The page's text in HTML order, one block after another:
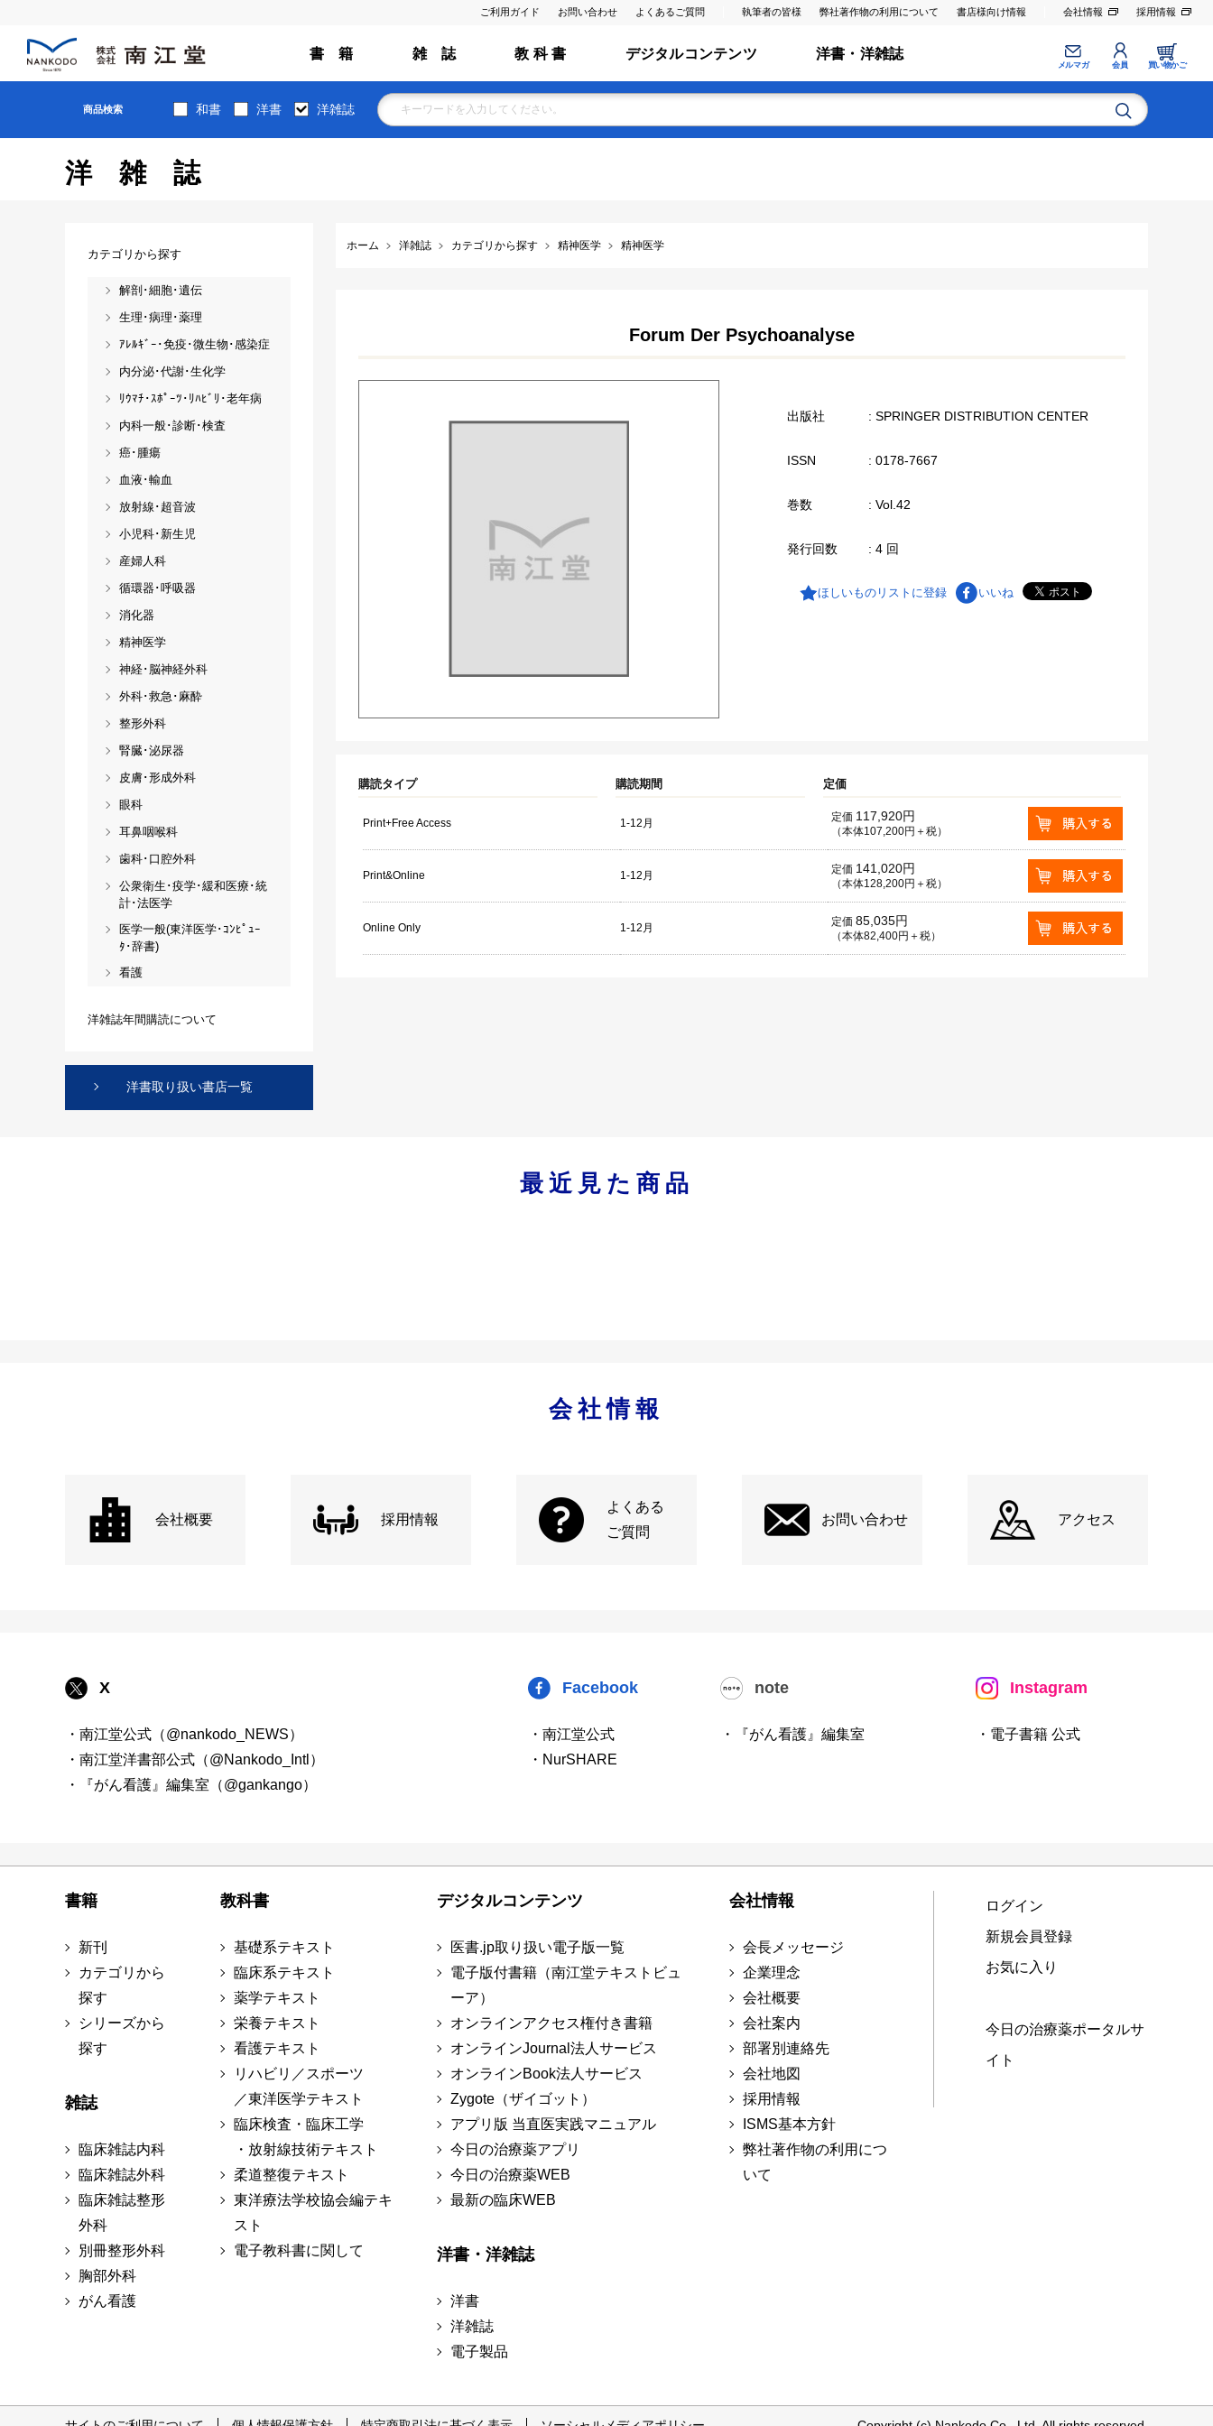
ご利用ガイド お問い合わせ よくあるご質問 執筆者の皆様 弊社著作物の利用について 書店様向け情報 会社情報 採用情報
書 籍 雑 誌 教 科 書 デジタルコンテンツ 洋書・洋雑誌
メルマガ 会員 買い物かご
商品検索 和書 洋書 洋雑誌
洋雑誌
ホーム 洋雑誌 カテゴリから探す 精神医学 精神医学
Forum Der Psychoanalyse
出版社 : SPRINGER DISTRIBUTION CENTER
ISSN : 0178-7667
巻数 : Vol.42
発行回数 : 4 回
ほしいものリストに登録 いいね
購読タイプ 購読期間 定価
Print+Free Access 1-12月 定価 117,920円
（本体107,200円＋税）
Print&Online 1-12月 定価 141,020円
（本体128,200円＋税）
Online Only 1-12月 定価 85,035円
（本体82,400円＋税）
カテゴリから探す
解剖･細胞･遺伝
生理･病理･薬理
ｱﾚﾙｷﾞｰ･免疫･微生物･感染症
内分泌･代謝･生化学
ﾘｳﾏﾁ･ｽﾎﾟｰﾂ･ﾘﾊﾋﾞﾘ･老年病
内科一般･診断･検査
癌･腫瘍
血液･輸血
放射線･超音波
小児科･新生児
産婦人科
循環器･呼吸器
消化器
精神医学
神経･脳神経外科
外科･救急･麻酔
整形外科
腎臓･泌尿器
皮膚･形成外科
眼科
耳鼻咽喉科
歯科･口腔外科
公衆衛生･疫学･緩和医療･統
計･法医学
医学一般(東洋医学･ｺﾝﾋﾟｭｰ
ﾀ･辞書)
看護
洋雑誌年間購読について
洋書取り扱い書店一覧
最近見た商品
会社情報
会社概要 採用情報
よくある
ご質問
お問い合わせ アクセス
X
・南江堂公式（@nankodo_NEWS）
・南江堂洋書部公式（@Nankodo_Intl）
・『がん看護』編集室（@gankango）
Facebook
・南江堂公式
・NurSHARE
note
・『がん看護』編集室
Instagram
・電子書籍 公式
書籍
新刊
カテゴリから
探す
シリーズから
探す
雑誌
臨床雑誌内科
臨床雑誌外科
臨床雑誌整形
外科
別冊整形外科
胸部外科
がん看護
教科書
基礎系テキスト
臨床系テキスト
薬学テキスト
栄養テキスト
看護テキスト
リハビリ／スポーツ
／東洋医学テキスト
臨床検査・臨床工学
・放射線技術テキスト
柔道整復テキスト
東洋療法学校協会編テキ
スト
電子教科書に関して
デジタルコンテンツ
医書.jp取り扱い電子版一覧
電子版付書籍（南江堂テキストビュ
ーア）
オンラインアクセス権付き書籍
オンラインJournal法人サービス
オンラインBook法人サービス
Zygote（ザイゴット）
アプリ版 当直医実践マニュアル
今日の治療薬アプリ
今日の治療薬WEB
最新の臨床WEB
洋書・洋雑誌
洋書
洋雑誌
電子製品
会社情報
会長メッセージ
企業理念
会社概要
会社案内
部署別連絡先
会社地図
採用情報
ISMS基本方針
弊社著作物の利用につ
いて
ログイン
新規会員登録
お気に入り
今日の治療薬ポータルサ
イト